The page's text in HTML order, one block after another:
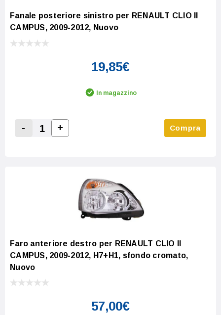
Fanale posteriore sinistro per RENAULT CLIO II
CAMPUS, 2009-2012, Nuovo
19,85€
In magazzino
Decrease Quantity:
-
Increase Quantity:
+ Compra
Faro anteriore destro per RENAULT CLIO II
CAMPUS, 2009-2012, H7+H1, sfondo cromato,
Nuovo
57,00€